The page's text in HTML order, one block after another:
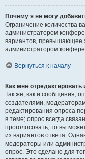
Почему я не могу
Ограничение количества
администратором
вариантов, превышающее
администратором
Вернуться к началу
Как мне
Так же, как и сообщения,
создателями,
редактирования опроса
в теме; опрос всегда
проголосовать, то вы
из вариантов ответа.
модераторы или
опрос. Это сделано для